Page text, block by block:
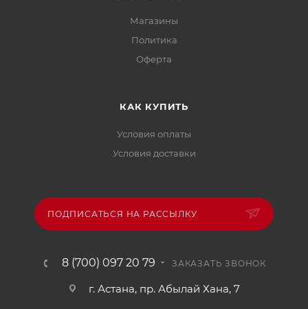
Магазины
Политика
Офертa
КАК КУПИТЬ
Условия оплаты
Условия доставки
ПОДПИСАТЬСЯ НА РАССЫЛКУ
8 (700) 097 20 79 ЗАКАЗАТЬ ЗВОНОК
г. Астана, пр. Абылай Хана, 7